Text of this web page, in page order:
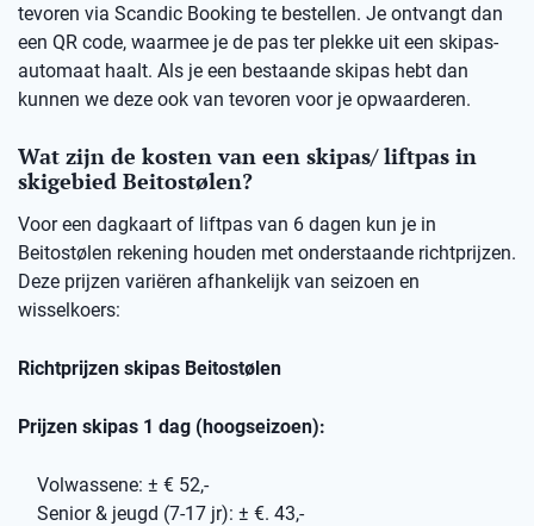
tevoren via Scandic Booking te bestellen. Je ontvangt dan
een QR code, waarmee je de pas ter plekke uit een skipas-
automaat haalt. Als je een bestaande skipas hebt dan
kunnen we deze ook van tevoren voor je opwaarderen.
Wat zijn de kosten van een skipas/ liftpas in
skigebied Beitostølen?
Voor een dagkaart of liftpas van 6 dagen kun je in
Beitostølen rekening houden met onderstaande richtprijzen.
Deze prijzen variëren afhankelijk van seizoen en
wisselkoers:
Richtprijzen skipas Beitostølen
Prijzen skipas 1 dag (hoogseizoen):
Volwassene: ± € 52,-
Senior & jeugd (7-17 jr): ± €. 43,-